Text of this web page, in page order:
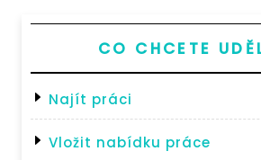
CO CHCETE
Najít práci
Vložit nabídku práce